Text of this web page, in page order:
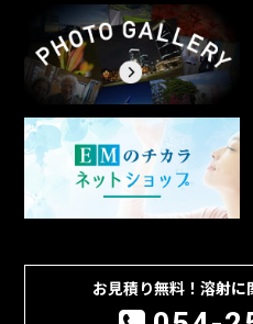
お見積り無料！溶射